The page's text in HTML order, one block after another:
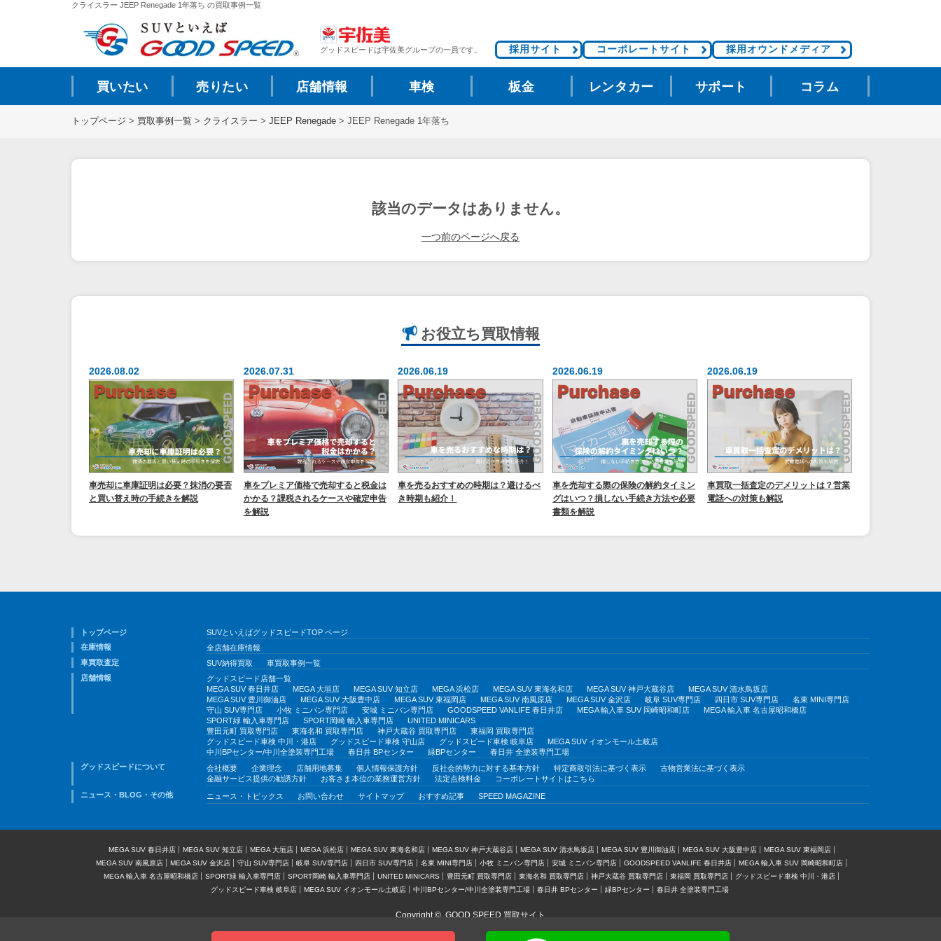
クライスラー JEEP Renegade 1年落ち の買取事例一覧
グッドスピードは宇佐美グループの一員です。 採用サイト コーポレートサイト 採用オウンドメディア
買いたい 売りたい 店舗情報 車検 板金 レンタカー サポート コラム
トップページ > 買取事例一覧 > クライスラー > JEEP Renegade > JEEP Renegade 1年落ち
該当のデータはありません。
一つ前のページへ戻る
お役立ち 買取情報
2026.08.02
車売却に車庫証明は必要？抹消の要否
と買い替え時の手続きを解説
2026.07.31
車をプレミア価格で売却すると税金は
かかる？課税されるケースや確定申告
を解説
2026.06.19
車を売るおすすめの時期は？避けるべ
き時期も紹介！
2026.06.19
車を売却する際の保険の解約タイミン
グはいつ？損しない手続き方法や必要
書類を解説
2026.06.19
車買取一括査定のデメリットは？営業
電話への対策も解説
トップページ
SUVといえばグッドスピードTOP ページ
在庫情報
全店舗在庫情報
車買取査定
SUV納得買取
車買取事例一覧
店舗情報
グッドスピード店舗一覧
MEGA SUV 春日井店
MEGA 大垣店 MEGA SUV 知立店 MEGA 浜松店 MEGA SUV 東海名和店 MEGA SUV 神戸大蔵谷店
MEGA SUV 清水鳥坂店
MEGA SUV 豊川御油店
MEGA SUV 大阪豊中店 MEGA SUV 東福岡店 MEGA SUV 南風原店 MEGA SUV 金沢店 岐阜 SUV専門店 四日市 SUV専門店
名東 MINI専門店
守山 SUV専門店
小牧 ミニバン専門店 安城 ミニバン専門店 GOODSPEED VANLIFE 春日井店 MEGA 輸入車 SUV 岡崎昭和町店
MEGA 輸入車 名古屋昭和橋店
SPORT緑 輸入車専門店
SPORT岡崎 輸入車専門店
UNITED MINICARS
豊田元町 買取専門店
東海名和 買取専門店 神戸大蔵谷 買取専門店
東福岡 買取専門店
グッドスピード車検 中川・港店
グッドスピード車検 守山店 グッドスピード車検 岐阜店
MEGA SUV イオンモール土岐店
中川BPセンター/中川全塗装専門工場
春日井 BPセンター 緑BPセンター
春日井 全塗装専門工場
グッドスピードについて
会社概要 企業理念 店舗用地募集 個人情報保護方針 反社会的勢力に対する基本方針 特定商取引法に基づく表示
古物営業法に基づく表示
金融サービス提供の勧誘方針
お客さま本位の業務運営方針 法定点検料金
コーポレートサイトはこちら
ニュース・BLOG・その他
ニュース・トピックス お問い合わせ サイトマップ おすすめ記事 SPEED MAGAZINE
MEGA SUV 春日井店 MEGA SUV 知立店 MEGA 大垣店 MEGA 浜松店 MEGA SUV 東海名和店 MEGA SUV 神戸大蔵谷店 MEGA SUV 清水鳥坂店 MEGA SUV 豊川御油店 MEGA SUV 大阪豊中店
MEGA SUV 東福岡店
MEGA SUV 南風原店
MEGA SUV 金沢店 守山 SUV専門店 岐阜 SUV専門店 四日市 SUV専門店 名東 MINI専門店 小牧 ミニバン専門店 安城 ミニバン専門店 GOODSPEED VANLIFE 春日井店
MEGA 輸入車 SUV 岡崎昭和町店
MEGA 輸入車 名古屋昭和橋店
SPORT緑 輸入車専門店 SPORT岡崎 輸入車専門店 UNITED MINICARS 豊田元町 買取専門店 東海名和 買取専門店 神戸大蔵谷 買取専門店 東福岡 買取専門店
グッドスピード車検 中川・港店
グッドスピード車検 岐阜店
MEGA SUV イオンモール土岐店 中川BPセンター/中川全塗装専門工場 春日井 BPセンター 緑BPセンター 春日井 全塗装専門工場
Copyright © GOOD SPEED 買取サイト